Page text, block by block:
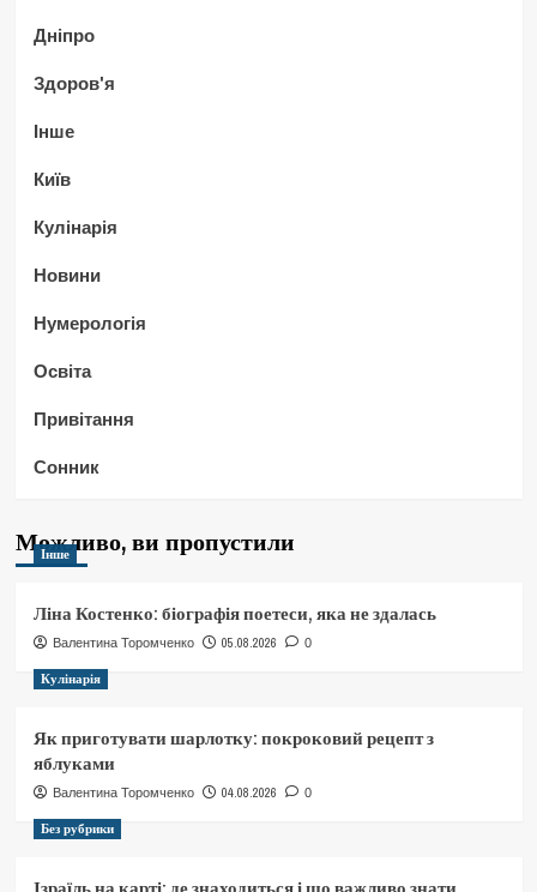
Дніпро
Здоров'я
Інше
Київ
Кулінарія
Новини
Нумерологія
Освіта
Привітання
Сонник
Можливо, ви пропустили
Інше
Ліна Костенко: біографія поетеси, яка не здалась
Валентина Торомченко 05.08.2026 0
Кулінарія
Як приготувати шарлотку: покроковий рецепт з
яблуками
Валентина Торомченко 04.08.2026 0
Без рубрики